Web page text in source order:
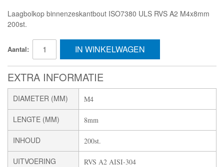
Laagbolkop binnenzeskantbout ISO7380 ULS RVS A2 M4x8mm
200st.
Aantal: IN WINKELWAGEN
EXTRA INFORMATIE
DIAMETER (MM) M4
LENGTE (MM) 8mm
INHOUD 200st.
UITVOERING RVS A2 AISI-304